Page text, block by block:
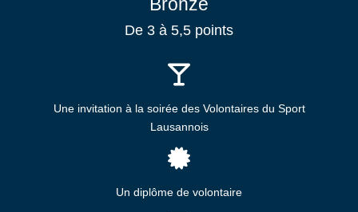
De 3 à 5,5 points
Une invitation à la soirée des Volontaires du Sport
Lausannois
Un diplôme de volontaire